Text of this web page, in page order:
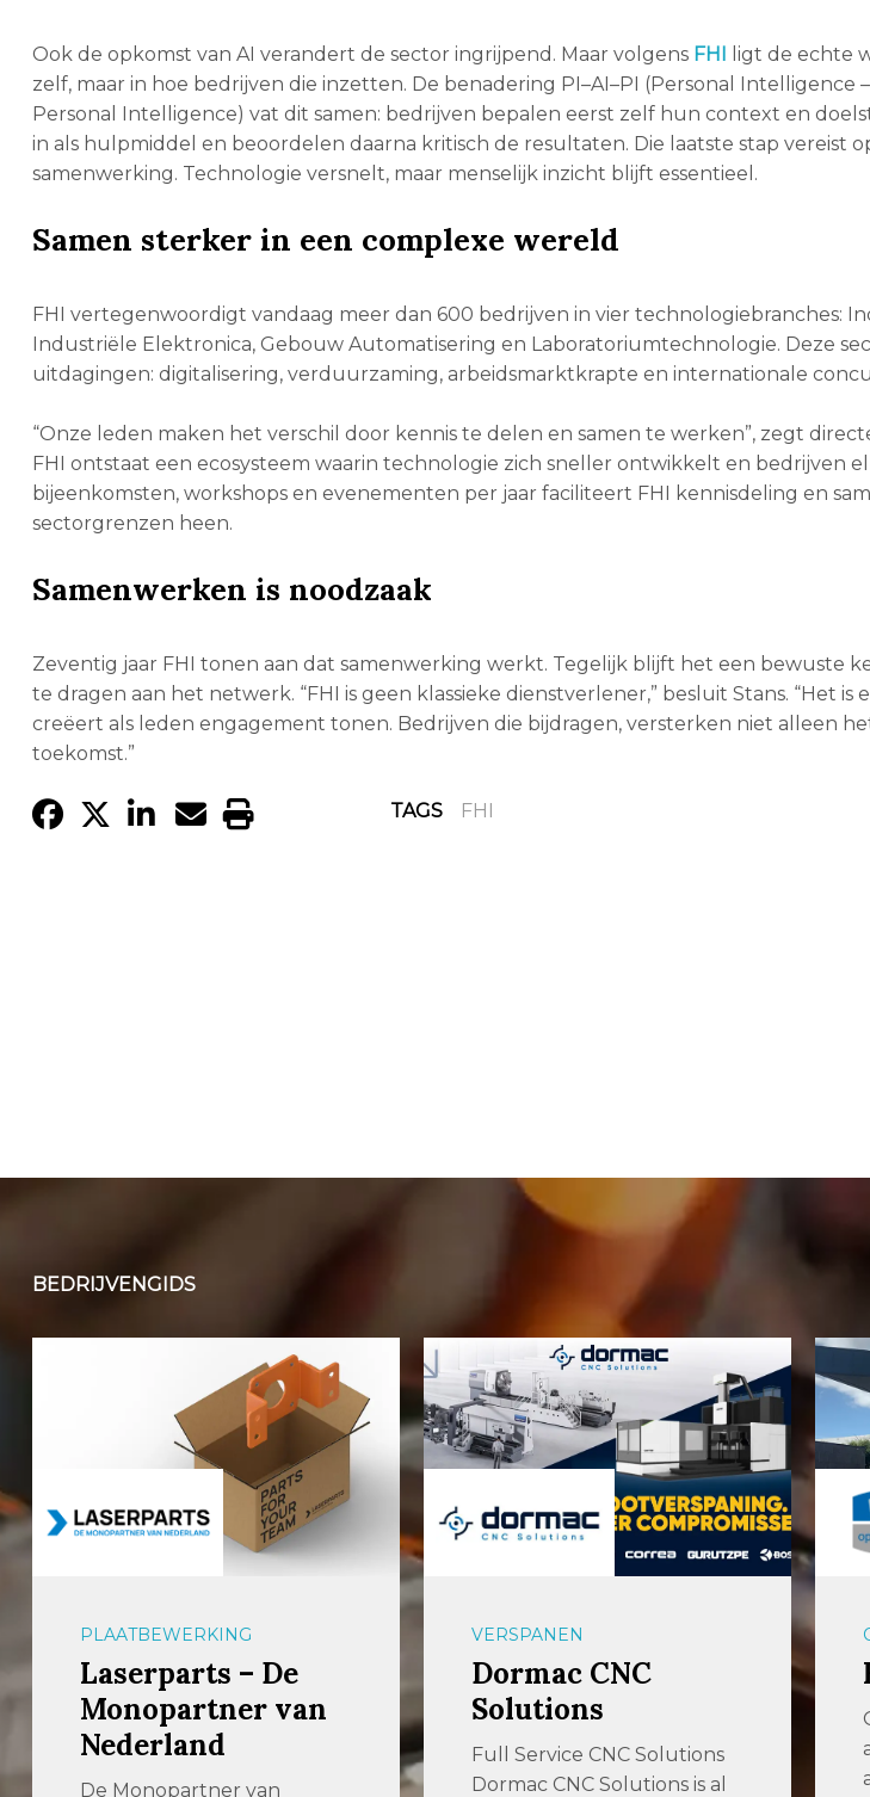
Ook de opkomst van AI verandert de sector ingrijpend. Maar volgens FHI ligt de echte
zelf, maar in hoe bedrijven die inzetten. De benadering PI–AI–PI (Personal Intelligence
Personal Intelligence) vat dit samen: bedrijven bepalen eerst zelf hun context en
in als hulpmiddel en beoordelen daarna kritisch de resultaten. Die laatste stap vereist
samenwerking. Technologie versnelt, maar menselijk inzicht blijft essentieel.
Samen sterker in een complexe wereld
FHI vertegenwoordigt vandaag meer dan 600 bedrijven in vier technologiebranches:
Industriële Elektronica, Gebouw Automatisering en Laboratoriumtechnologie. Deze
uitdagingen: digitalisering, verduurzaming, arbeidsmarktkrapte en internationale
“Onze leden maken het verschil door kennis te delen en samen te werken”, zegt
FHI ontstaat een ecosysteem waarin technologie zich sneller ontwikkelt en bedrijven
bijeenkomsten, workshops en evenementen per jaar faciliteert FHI kennisdeling en
sectorgrenzen heen.
Samenwerken is noodzaak
Zeventig jaar FHI tonen aan dat samenwerking werkt. Tegelijk blijft het een bewuste
te dragen aan het netwerk. “FHI is geen klassieke dienstverlener,” besluit Stans. “Het
creëert als leden engagement tonen. Bedrijven die bijdragen, versterken niet alleen
toekomst.”
TAGS FHI
BEDRIJVENGIDS
PLAATBEWERKING
Laserparts – De
Monopartner van
Nederland
De Monopartner van
VERSPANEN
Dormac CNC
Solutions
Full Service CNC Solutions
Dormac CNC Solutions is al